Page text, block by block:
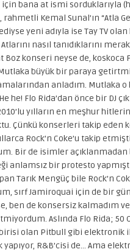
bana at ismi sorduklarıyla
Kemal Sunal’ın “Atla
yeni adıyla ise Tay TV
nasıl tanıdıklarını
Boz konseri neyse de, koskoca
büyük bir paraya
anladım. Mutlaka
he! Flo Rida’dan önce bir DJ
yılların en meşhur
Çünkü konserleri takip eden
Rock’n Coke’u takip
Bir de isimler açıklanmadan
anlamsız bir protesto
Tarık Mengüç bile Rock’n
sırf Jamiroquai için de bir
ben de konsersiz kalmadım
Aslında Flo Rida; 50
olan Pitbull gibi elektronik
yapıyor, R&B’cisi de… Ama